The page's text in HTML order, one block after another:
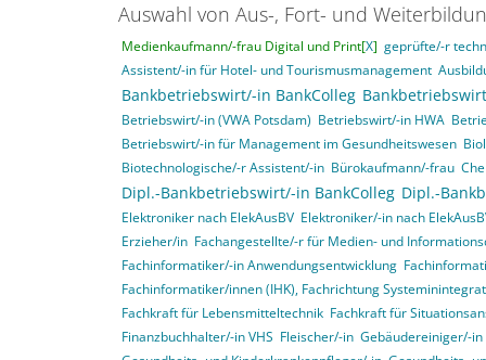
Auswahl von Aus-, Fort- und
Medienkaufmann/-frau Digital und Print[X] geprüfte/-r
Assistent/-in für Hotel- und Tourismusmanagement
Bankbetriebswirt/-in BankColleg
Betriebswirt/-in (VWA Potsdam) Betriebswirt/-in HWA
Betriebswirt/-in für Management im Gesundheitswesen
Biotechnologische/-r Assistent/-in Bürokaufmann/-frau
Dipl.-Bankbetriebswirt/-in BankColleg Dipl.-
Elektroniker nach ElekAusBV Elektroniker/-in nach
Erzieher/in Fachangestellte/-r für Medien- und
Fachinformatiker/-in Anwendungsentwicklung
Fachinformatiker/innen (IHK), Fachrichtung
Fachkraft für Lebensmitteltechnik Fachkraft für
Finanzbuchhalter/-in VHS Fleischer/-in Gebäudereiniger/-in